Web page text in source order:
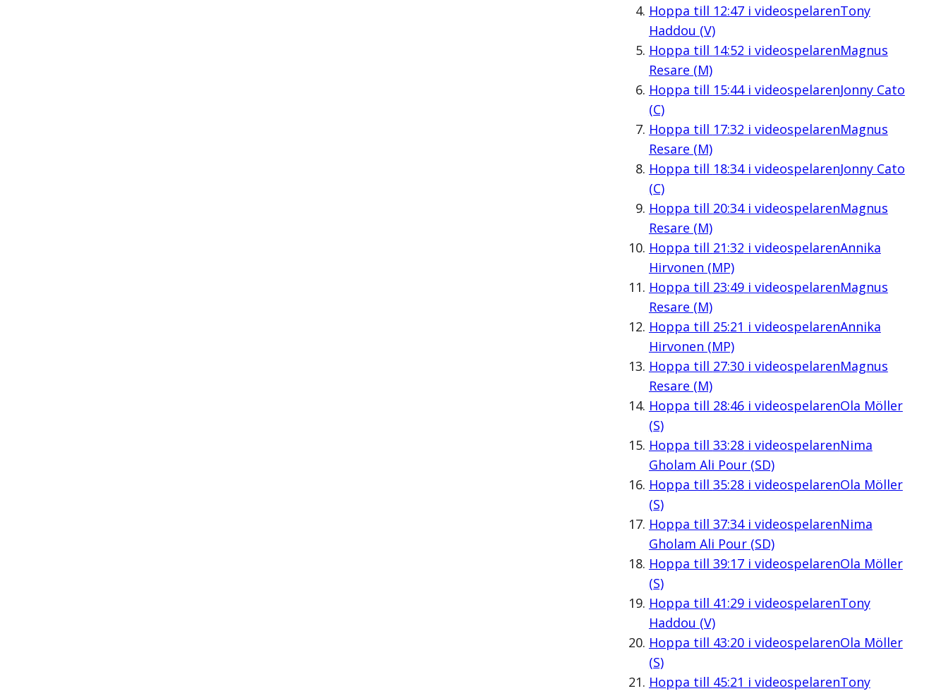
Hoppa till 12:47i videospelarenTony
Haddou (V)
Hoppa till 14:52 i videospelarenMagnus
Resare (M)
Hoppa till 15:44i videospelarenJonny Cato
(C)
Hoppa till 17:32 i videospelarenMagnus
Resare (M)
Hoppa till 18:34i videospelarenJonny Cato
(C)
Hoppa till 20:34i videospelarenMagnus
Resare (M)
Hoppa till 21:32 i videospelarenAnnika
Hirvonen (MP)
Hoppa till 23:49i videospelarenMagnus
Resare (M)
Hoppa till 25:21 i videospelarenAnnika
Hirvonen (MP)
Hoppa till 27:30i videospelarenMagnus
Resare (M)
Hoppa till 28:46i videospelarenOla Möller
(S)
Hoppa till 33:28i videospelarenNima
Gholam Ali Pour (SD)
Hoppa till 35:28i videospelarenOla Möller
(S)
Hoppa till 37:34i videospelarenNima
Gholam Ali Pour (SD)
Hoppa till 39:17i videospelarenOla Möller
(S)
Hoppa till 41:29i videospelarenTony
Haddou (V)
Hoppa till 43:20i videospelarenOla Möller
(S)
Hoppa till 45:21 i videospelarenTony